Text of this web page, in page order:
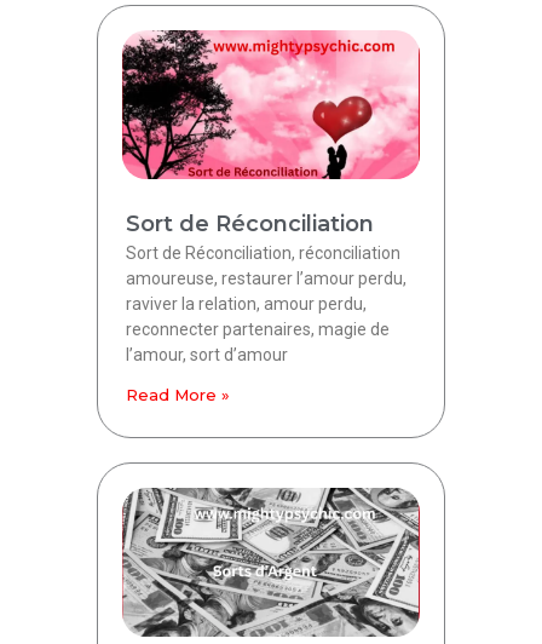
Sort de Réconciliation
Sort de Réconciliation, réconciliation
amoureuse, restaurer l’amour perdu,
raviver la relation, amour perdu,
reconnecter partenaires, magie de
l’amour, sort d’amour
Read More »